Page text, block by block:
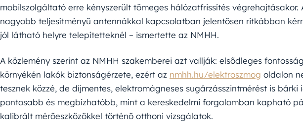
mobilszolgáltató erre kényszerült tömeges hálózatfrissítés végrehajtásakor.
nagyobb teljesítményű antennákkal kapcsolatban jelentősen ritkábban
jól látható helyre telepítetteknél – ismertette az NMHH.
A közlemény szerint az NMHH szakemberei azt vallják: elsődleges
környékén lakók biztonságérzete, ezért az nmhh.hu/elektroszmog oldalon
tesznek közzé, de díjmentes, elektromágneses sugárzásszintmérést is bárki
pontosabb és megbízhatóbb, mint a kereskedelmi forgalomban kapható
kalibrált mérőeszközökkel történő otthoni vizsgálatok.